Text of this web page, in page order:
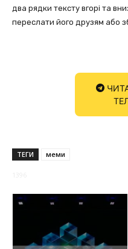
два рядки тексту вгорі та
переслати його друзям або
ТЕГИ меми